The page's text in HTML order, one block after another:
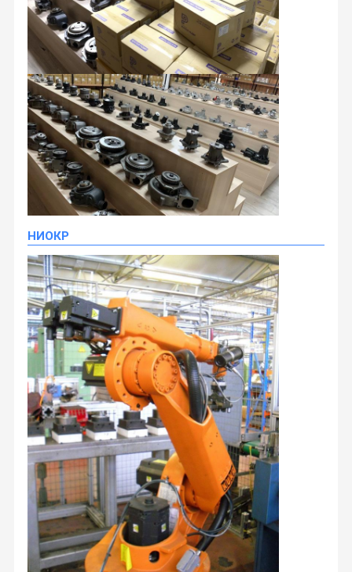
Домой Продукты О Нас
Экскурсия
По Заводу
НИОКР
Гуанчжоу Jingzhishang Mechanical Equipment
Co., Ltd.Наша компания была основана в 2011 году и
с тех пор занимается продажей деталей
экскаваторов. Мы стремимся предоставлять
высококачественные продукты и отличное
обслуживание клиентам по всему миру.
Мы специализируемся на широком спектре деталей